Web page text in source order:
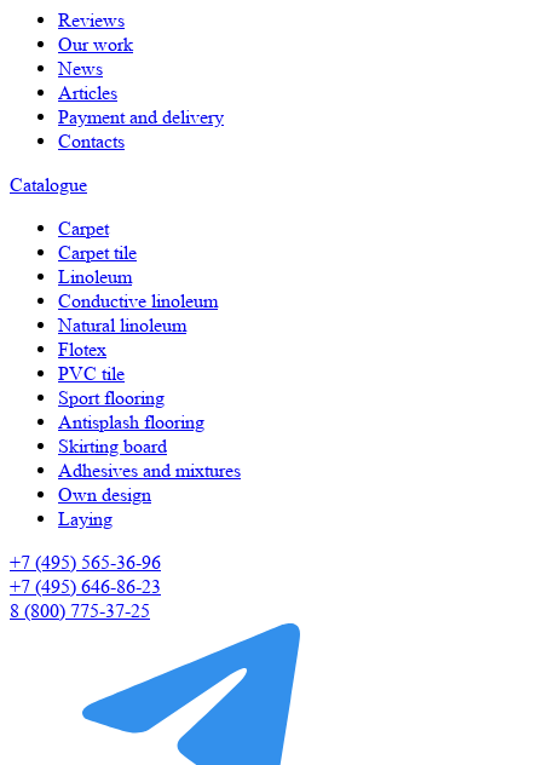
Reviews
Our work
News
Articles
Payment and delivery
Contacts
Catalogue
Carpet
Carpet tile
Linoleum
Сonductive linoleum
Natural linoleum
Flotex
PVC tile
Sport flooring
Antisplash flooring
Skirting board
Adhesives and mixtures
Own design
Laying
+7 (495) 565-36-96
+7 (495) 646-86-23
8 (800) 775-37-25